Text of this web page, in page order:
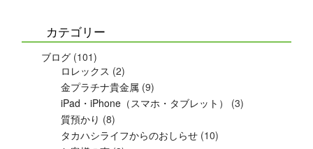
カテゴリー
ブログ (101)
ロレックス (2)
金プラチナ貴金属 (9)
iPad・iPhone（スマホ・タブレット）
(3)
質預かり (8)
タカハシライフからのおしらせ (10)